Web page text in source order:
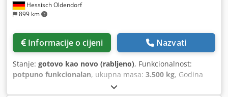
Hessisch Oldendorf
899 km
Informacije o cijeni Nazvati
Stanje: gotovo kao novo (rabljeno), Funkcionalnost:
potpuno funkcionalan, ukupna masa: 3.500 kg, Godina
, radni sati:8 h